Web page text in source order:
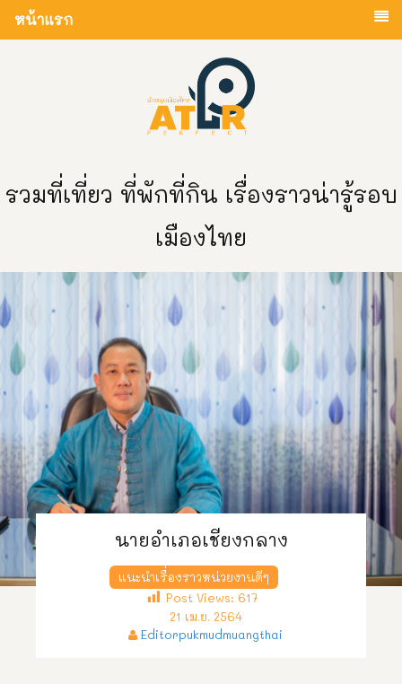
หน้าแรก
รวมที่เที่ยว ที่พักที่กิน เรื่องราวน่ารู้รอบ
เมืองไทย
นายอำเภอเชียงกลาง
แนะนำเรื่องราวหน่วยงานดีๆ
Post Views: 617
21 เม.ย. 2564
Editorpukmudmuangthai